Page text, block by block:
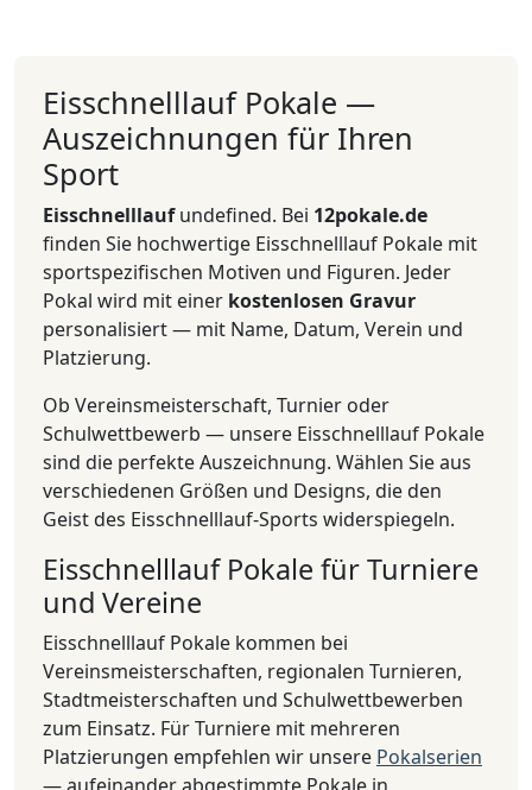
Eisschnelllauf Pokale —
Auszeichnungen für Ihren
Sport
Eisschnelllaufundefined. Bei 12pokale.de
finden Sie hochwertige Eisschnelllauf Pokale mit
sportspezifischen Motiven und Figuren. Jeder
Pokal wird mit einer kostenlosen Gravur
personalisiert — mit Name, Datum, Verein und
Platzierung.
Ob Vereinsmeisterschaft, Turnier oder
Schulwettbewerb — unsere Eisschnelllauf Pokale
sind die perfekte Auszeichnung. Wählen Sie aus
verschiedenen Größen und Designs, die den
Geist des Eisschnelllauf-Sports widerspiegeln.
Eisschnelllauf Pokale für Turniere
und Vereine
Eisschnelllauf Pokale kommen bei
Vereinsmeisterschaften, regionalen Turnieren,
Stadtmeisterschaften und Schulwettbewerben
zum Einsatz. Für Turniere mit mehreren
Platzierungen empfehlen wir unsere Pokalserien